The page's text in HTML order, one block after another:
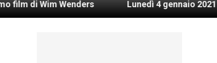
Wenders Lunedì 4 gennaio 2021: Possesso